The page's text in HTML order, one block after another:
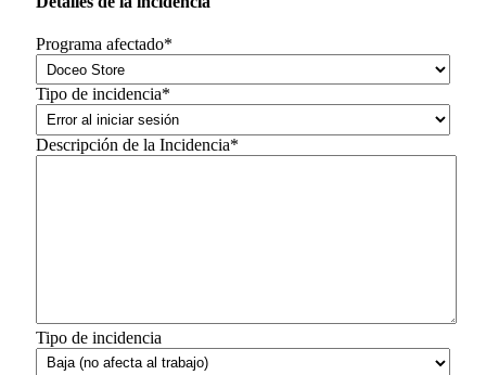
Programa afectado*
Tipo de incidencia*
Descripción de la Incidencia*
Tipo de incidencia